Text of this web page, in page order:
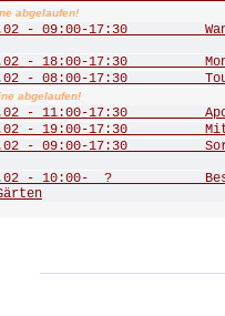
abgelaufen!
- 09:00-17:30
- 18:00-17:30
- 08:00-17:30 Tour
abgelaufen!
- 11:00-17:30
- 19:00-17:30
- 09:00-17:30
- 10:00- ?